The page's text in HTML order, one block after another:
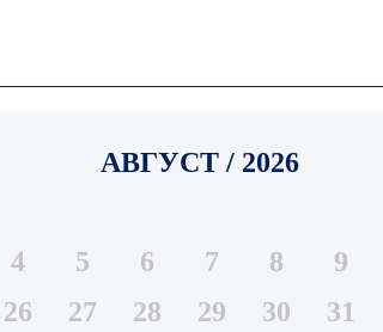
АВГУСТ / 2026
4 5 6 7 8 9
26 27 28 29 30 31